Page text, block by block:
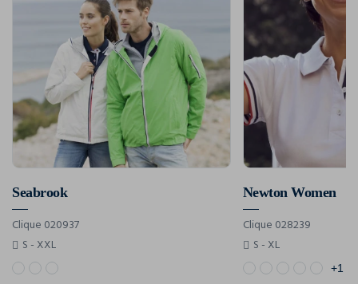
Seabrook
Clique 020937
S - XXL
Newton Women
Clique 028239
S - XL
+1